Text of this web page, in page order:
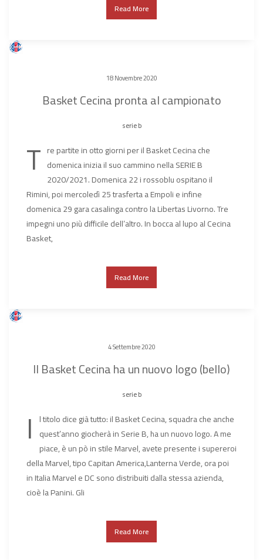
Read More
18 Novembre 2020
Basket Cecina pronta al campionato
serie b
T re partite in otto giorni per il Basket Cecina che
domenica inizia il suo cammino nella SERIE B
2020/2021. Domenica 22 i rossoblu ospitano il
Rimini, poi mercoledì 25 trasferta a Empoli e infine
domenica 29 gara casalinga contro la Libertas Livorno. Tre
impegni uno più difficile dell’altro. In bocca al lupo al Cecina
Basket,
Read More
4 Settembre 2020
Il Basket Cecina ha un nuovo logo (bello)
serie b
I l titolo dice già tutto: il Basket Cecina, squadra che anche
quest’anno giocherà in Serie B, ha un nuovo logo. A me
piace, è un pò in stile Marvel, avete presente i supereroi
della Marvel, tipo Capitan America,Lanterna Verde, ora poi
in Italia Marvel e DC sono distribuiti dalla stessa azienda,
cioè la Panini. Gli
Read More